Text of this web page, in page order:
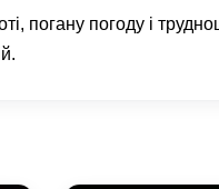
погану погоду і